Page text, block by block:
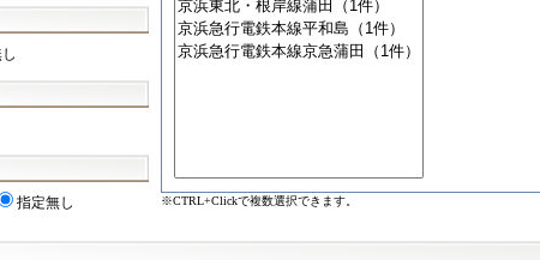
指定無し ※CTRL+Clickで複数選択できます。